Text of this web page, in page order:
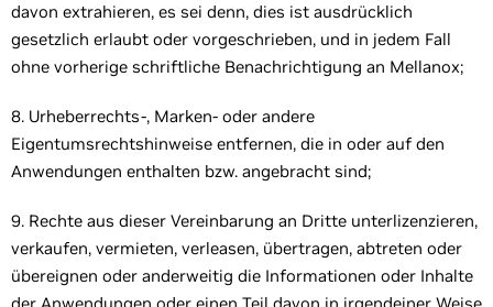
davon extrahieren, es sei denn, dies ist ausdrücklich
gesetzlich erlaubt oder vorgeschrieben, und in jedem Fall
ohne vorherige schriftliche Benachrichtigung an Mellanox;
8. Urheberrechts-, Marken- oder andere
Eigentumsrechtshinweise entfernen, die in oder auf den
Anwendungen enthalten bzw. angebracht sind;
9. Rechte aus dieser Vereinbarung an Dritte unterlizenzieren,
verkaufen, vermieten, verleasen, übertragen, abtreten oder
übereignen oder anderweitig die Informationen oder Inhalte